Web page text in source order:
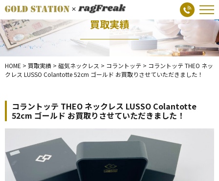
買取実績
HOME > 買取実績 > 磁気ネックレス > コラントッテ > コラントッテ THEO ネッ
クレス LUSSO Colantotte 52cm ゴールド お買取りさせていただきました！
コラントッテ THEO ネックレス LUSSO Colantotte
52cm ゴールド お買取りさせていただきました！